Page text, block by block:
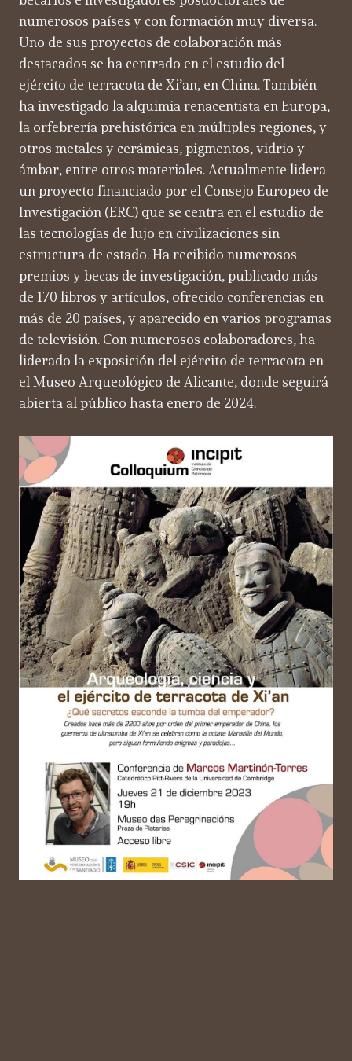
numerosos países y con formación muy diversa.
Uno de sus proyectos de colaboración más
destacados se ha centrado en el estudio del
ejército de terracota de Xi’an, en China. También
ha investigado la alquimia renacentista en Europa,
la orfebrería prehistórica en múltiples regiones, y
otros metales y cerámicas, pigmentos, vidrio y
ámbar, entre otros materiales. Actualmente lidera
un proyecto financiado por el Consejo Europeo de
Investigación (ERC) que se centra en el estudio de
las tecnologías de lujo en civilizaciones sin
estructura de estado. Ha recibido numerosos
premios y becas de investigación, publicado más
de 170 libros y artículos, ofrecido conferencias en
más de 20 países, y aparecido en varios programas
de televisión. Con numerosos colaboradores, ha
liderado la exposición del ejército de terracota en
el Museo Arqueológico de Alicante, donde seguirá
abierta al público hasta enero de 2024.